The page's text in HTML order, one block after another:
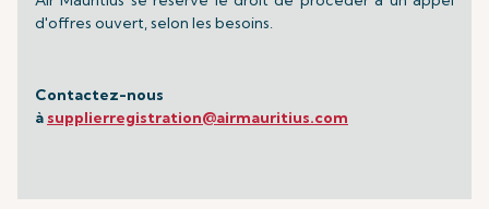
d'offres ouvert, selon les besoins.
Contactez-nous
à supplierregistration@airmauritius.com